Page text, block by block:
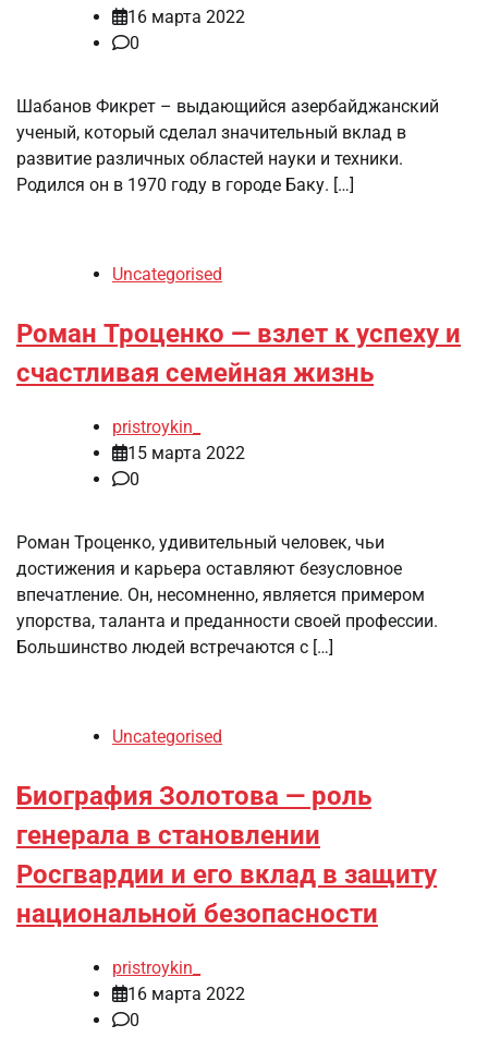
16 марта 2022
0
Шабанов Фикрет – выдающийся азербайджанский
ученый, который сделал значительный вклад в
развитие различных областей науки и техники.
Родился он в 1970 году в городе Баку. […]
Uncategorised
Роман Троценко — взлет к успеху и
счастливая семейная жизнь
pristroykin_
15 марта 2022
0
Роман Троценко, удивительный человек, чьи
достижения и карьера оставляют безусловное
впечатление. Он, несомненно, является примером
упорства, таланта и преданности своей профессии.
Большинство людей встречаются с […]
Uncategorised
Биография Золотова — роль
генерала в становлении
Росгвардии и его вклад в защиту
национальной безопасности
pristroykin_
16 марта 2022
0